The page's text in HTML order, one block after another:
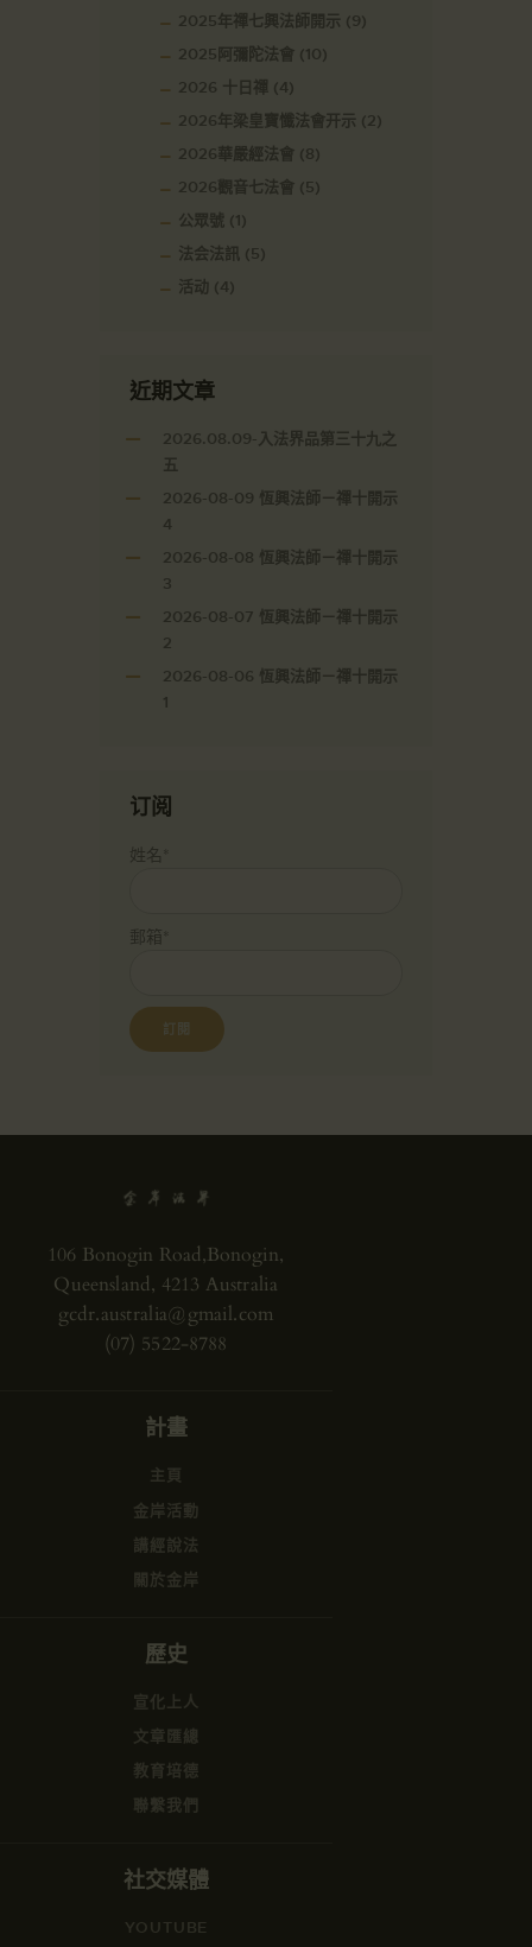
2025年禪七興法師開示 (9)
2025阿彌陀法會 (10)
2026 十日禪
(4)
2026年梁皇寶懺法會开示 (2)
2026華嚴經法會 (8)
2026觀音七法會 (5)
公眾號 (1)
法会法訊 (5)
活动 (4)
近期文章
2026.08.09-入法界品第三十九之
五
2026-08-09 恆興法師－禪十開示
4
2026-08-08 恆興法師－禪十開示
3
2026-08-07 恆興法師－禪十開示
2
2026-08-06 恆興法師－禪十開示
1
订阅
姓名*
郵箱*
106 Bonogin Road,Bonogin,
Queensland, 4213 Australia
gcdr.australia@gmail.com
(07) 5522-8788
計畫
主頁
金岸活動
講經說法
關於金岸
歷史
宣化上人
文章匯總
教育培德
聯繫我們
社交媒體
YOUTUBE